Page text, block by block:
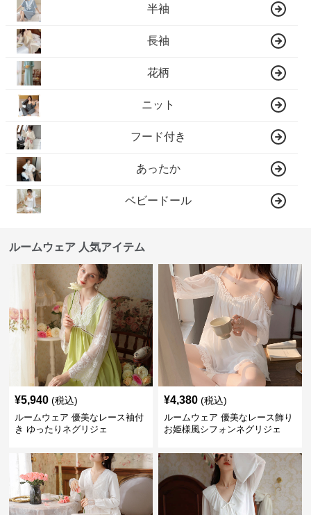
半袖
長袖
花柄
ニット
フード付き
あったか
ベビードール
ルームウェア 人気アイテム
¥5,940 (税込)
ルームウェア 優美なレース袖付
き ゆったりネグリジェ
¥4,380 (税込)
ルームウェア 優美なレース飾り
お姫様風シフォンネグリジェ